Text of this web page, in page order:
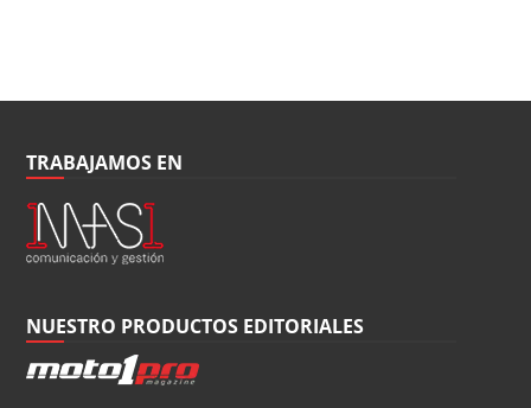
TRABAJAMOS EN
NUESTRO PRODUCTOS EDITORIALES